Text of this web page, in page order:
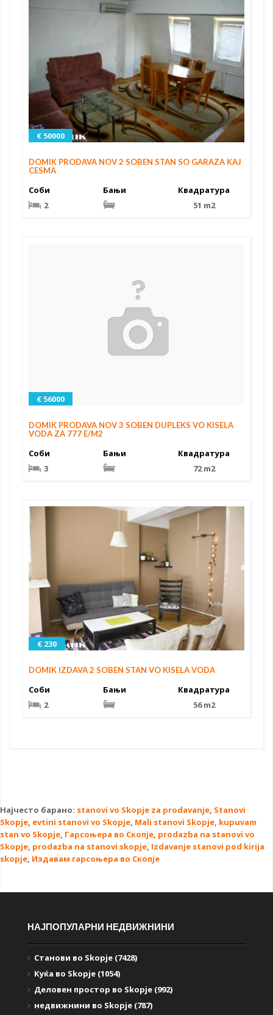
€ 50000
DOMIK PRODAVA NOV 2 SOBEN STAN SO GARAZA KAJ
CESMA
Соби
2
Бањи
Квадратура
51 m2
€ 56000
DOMIK PRODAVA NOV 3 SOBEN DUPLEKS VO KISELA
VODA ZA 777 E/M2
Соби
3
Бањи
Квадратура
72 m2
€ 230
DOMIK IZDAVA 2 SOBEN STAN VO KISELA VODA
Соби
2
Бањи
Квадратура
56 m2
Најчесто барано: stanovi vo Skopje za prodavanje, Stanovi
Skopje, evtini stanovi vo Skopje, Mali stanovi Skopje, kupuvam
stan vo Skopje, Гарсоњера во Скопје, prodazba na stanovi vo
Skopje, prodazba na stanovi skopje, Izdavanje stanovi pod kirija
skopje, Издавам гарсоњера во Скопје
НАЈПОПУЛАРНИ НЕДВИЖНИНИ
Станови во Skopje (7428)
Куќа во Skopje (1054)
Деловен простор во Skopje (992)
недвижнини во Skopje (787)